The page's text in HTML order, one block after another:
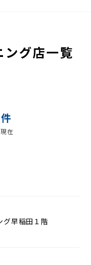
ング店一覧
件
在
グ早稲田１階